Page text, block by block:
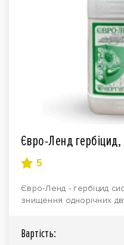
Євро-Ленд гербіцид,
5
Євро-Ленд - гербіцид
знищення однорічних
Вартiсть: